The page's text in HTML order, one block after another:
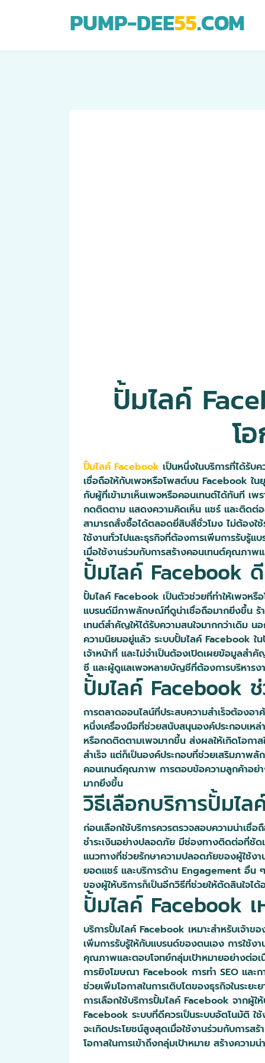
PUMP-DEE55.COM
ปั้มไลค์
โ
ปั้มไลค์ Facebook เป็นหนึ่งในบริการที่ได้รับ
เชื่อถือให้กับเพจหรือโพสต์บน Facebook ใน
กับผู้ที่เข้ามาเห็นเพจหรือคอนเทนต์ได้ทันที เพ
กดติดตาม แสดงความคิดเห็น แชร์ และติดต่อ
สามารถสั่งซื้อได้ตลอดยี่สิบสี่ชั่วโมง ไม่ต้องใ
ใช้งานทั่วไปและธุรกิจที่ต้องการเพิ่มการรับรู้
เมื่อใช้งานร่วมกับการสร้างคอนเทนต์คุณภาพ
ปั้มไลค์ Facebook ดี
ปั้มไลค์ Facebook เป็นตัวช่วยที่ทำให้เพจหรื
แบรนด์มีภาพลักษณ์ที่ดูน่าเชื่อถือมากยิ่งขึ้น ร้า
เทนต์สำคัญให้ได้รับความสนใจมากกว่าเดิม
ความนิยมอยู่แล้ว ระบบปั้มไลค์ Facebook ใ
เจ้าหน้าที่ และไม่จำเป็นต้องเปิดเผยข้อมูลส
ซี และผู้ดูแลเพจหลายบัญชีที่ต้องการบริหารง
ปั้มไลค์ Facebook
การตลาดออนไลน์ที่ประสบความสำเร็จต้อง
หนึ่งเครื่องมือที่ช่วยสนับสนุนองค์ประกอบเหล่
หรือกดติดตามเพจมากขึ้น ส่งผลให้เกิดโอกาส
สำเร็จ แต่ก็เป็นองค์ประกอบที่ช่วยเสริมภาพ
คอนเทนต์คุณภาพ การตอบข้อความลูกค้าอย่า
มากยิ่งขึ้น
วิธีเลือกบริการปั้มไ
ก่อนเลือกใช้บริการควรตรวจสอบความน่าเชื่
ชำระเงินอย่างปลอดภัย มีช่องทางติดต่อที่ชัด
แนวทางที่ช่วยรักษาความปลอดภัยของผู้ใช้ง
ยอดแชร์ และบริการด้าน Engagement อื่น ๆ
ของผู้ให้บริการก็เป็นอีกวิธีที่ช่วยให้ตัดสินใจได้
ปั้มไลค์ Facebook เ
บริการปั้มไลค์ Facebook เหมาะสำหรับเจ้า
เพิ่มการรับรู้ให้กับแบรนด์ของตนเอง การใช้
คุณภาพและตอบโจทย์กลุ่มเป้าหมายอย่างต่อ
การยิงโฆษณา Facebook การทำ SEO และ
ช่วยเพิ่มโอกาสในการเติบโตของธุรกิจในระยะย
การเลือกใช้บริการปั้มไลค์ Facebook จากผู้
Facebook ระบบที่ดีควรเป็นระบบอัตโนมัติ ใ
จะเกิดประโยชน์สูงสุดเมื่อใช้งานร่วมกับการ
โอกาสในการเข้าถึงกลุ่มเป้าหมาย สร้างควา